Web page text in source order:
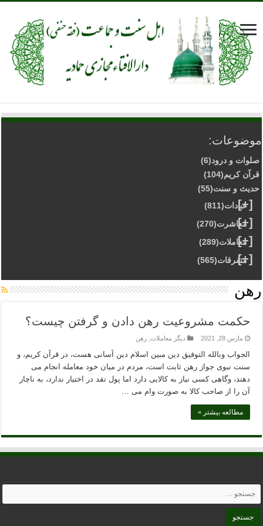
موضوعات:
صلوات و درود(6)
قرآن کریم(104)
حدیث و سنت(55)
[+]
عبادات(811)
[+]
معاشرت(270)
[+]
معاملات(289)
[+]
متفرقات(565)
رهن
حکمت مشروعیت رهن دادن و گرفتن چیست؟
مارس 28, 2021 دیگر معاملات ,رهن
الجواب وبالله التوفیق دین مبین اسلام دین آسانی هست، در قرآن کریم، و
سنت نبوی جواز رهن ثابت است، مردم در میان خود معامله انجام می
دهند، وگاهی کسی نیاز به کالایی دارد اما پول نقد در اختیار ندارد، به ناچار
آن را از صاحب کالا به صورت وام می …
مطالعه بیشتر »